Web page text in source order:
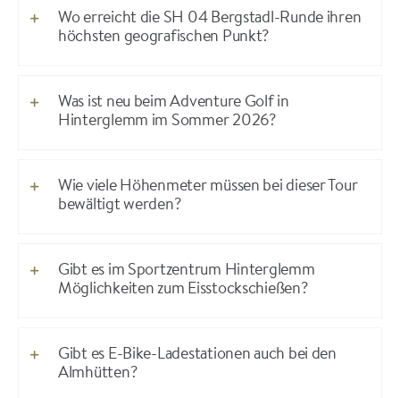
Wo erreicht die SH 04 Bergstadl-Runde ihren
höchsten geografischen Punkt?
Was ist neu beim Adventure Golf in
Hinterglemm im Sommer 2026?
Wie viele Höhenmeter müssen bei dieser Tour
bewältigt werden?
Gibt es im Sportzentrum Hinterglemm
Möglichkeiten zum Eisstockschießen?
Gibt es E-Bike-Ladestationen auch bei den
Almhütten?